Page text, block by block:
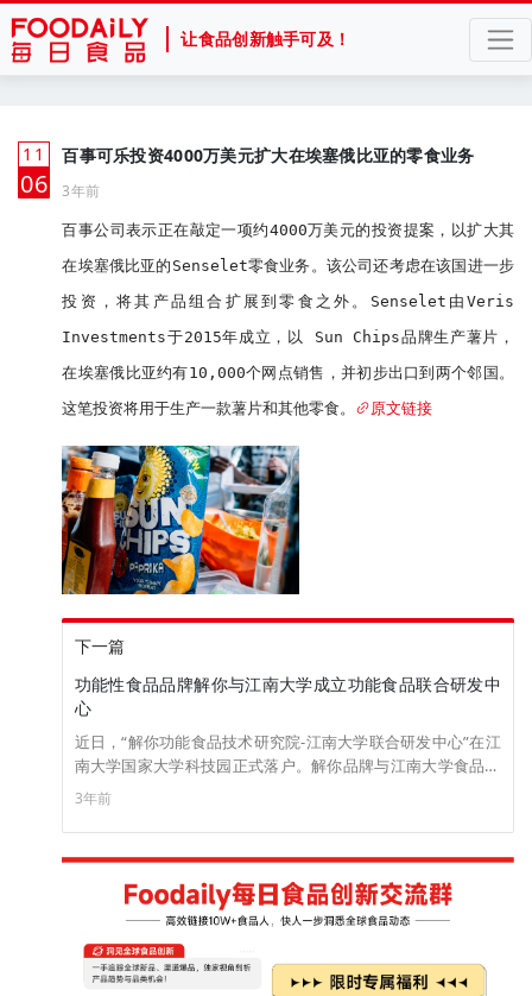
让食品创新触手可及！
11
月
06
百事可乐投资4000万美元扩大在埃塞俄比亚的零食业务
3年前
百事公司表示正在敲定一项约4000万美元的投资提案，以扩大其
在埃塞俄比亚的Senselet零食业务。该公司还考虑在该国进一步
投资，将其产品组合扩展到零食之外。Senselet由Veris
Investments于2015年成立，以 Sun Chips品牌生产薯片，
在埃塞俄比亚约有10,000个网点销售，并初步出口到两个邻国。
这笔投资将用于生产一款薯片和其他零食。
原文链接
下一篇
功能性食品品牌解你与江南大学成立功能食品联合研发中
心
近日，“解你功能食品技术研究院-江南大学联合研发中心”在江
南大学国家大学科技园正式落户。解你品牌与江南大学食品学
院共建解你&江南大学联合研发中心，双方将围绕功能食品的
基础研究、功能评估，应用工艺及感官研究等方向展开全面合
作。
3年前